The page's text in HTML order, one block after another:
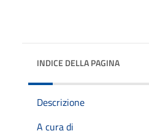
INDICE DELLA PAGINA
Descrizione
A cura di